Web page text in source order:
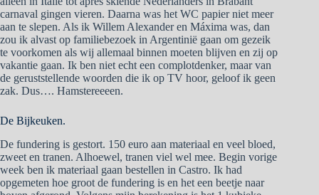
carnaval gingen vieren. Daarna was het WC papier niet meer
aan te slepen. Als ik Willem Alexander en Máxima was, dan
zou ik alvast op familiebezoek in Argentinië gaan om gezeik
te voorkomen als wij allemaal binnen moeten blijven en zij op
vakantie gaan. Ik ben niet echt een complotdenker, maar van
de geruststellende woorden die ik op TV hoor, geloof ik geen
zak. Dus…. Hamstereeeen.
De Bijkeuken.
De fundering is gestort. 150 euro aan materiaal en veel bloed,
zweet en tranen. Alhoewel, tranen viel wel mee. Begin vorige
week ben ik materiaal gaan bestellen in Castro. Ik had
opgemeten hoe groot de fundering is en het een beetje naar